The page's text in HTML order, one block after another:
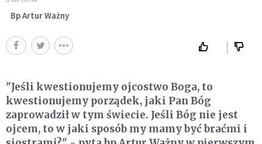
Bp Artur Ważny
"Jeśli kwestionujemy ojcostwo Boga, to
kwestionujemy porządek, jaki Pan Bóg
zaprowadził w tym świecie. Jeśli Bóg nie jest
ojcem, to w jaki sposób my mamy być braćmi i